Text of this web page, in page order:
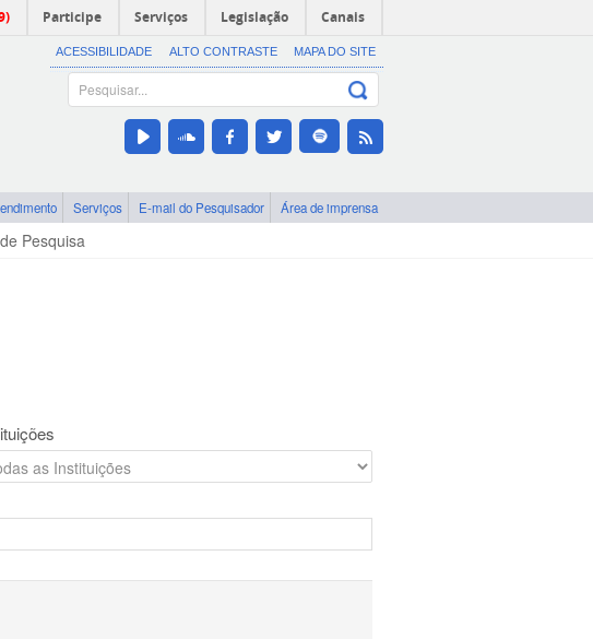
Participe Serviços Legislação Canais
ACESSIBILIDADE ALTO CONTRASTE MAPA DO SITE
Serviços E-mail do Pesquisador Área de imprensa
Pesquisa